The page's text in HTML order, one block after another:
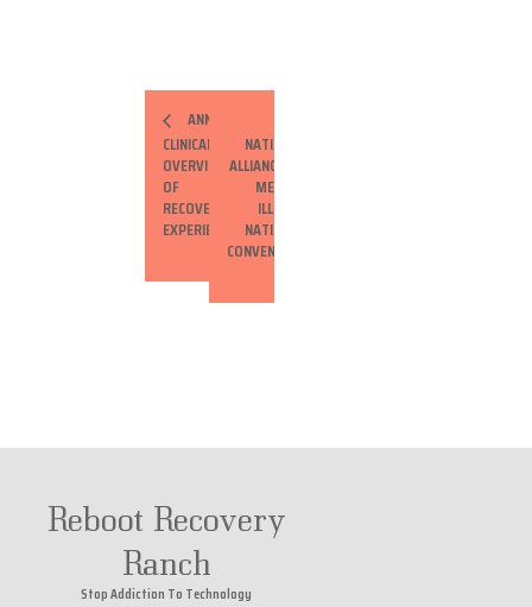
ANNUAL
CLINICAL
OVERVIEW
OF THE
RECOVERY
EXPERIENCE
NATIONAL
ALLIANCE ON
MENTAL
ILLNESS
NATIONAL
CONVENTION
Reboot Recovery
Ranch
Stop Addiction To Technology